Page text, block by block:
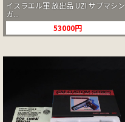
イスラエル軍 放出品 UZI サブマシン
ガ...
53000円